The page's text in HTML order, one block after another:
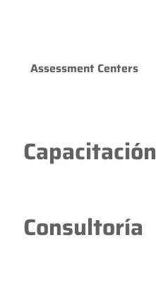
Assessment Centers
Capacitación
Consultoría